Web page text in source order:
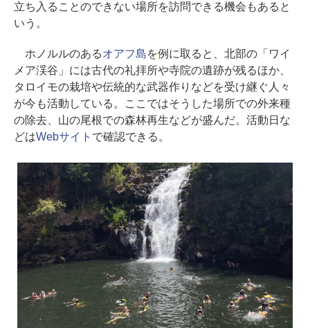
立ち入ることのできない場所を訪問できる機会もあると
いう。
ホノルルのあるオアフ島を例に取ると、北部の「ワイ
メア渓谷」には古代の礼拝所や寺院の遺跡が残るほか、
タロイモの栽培や伝統的な武器作りなどを受け継ぐ人々
が今も活動している。ここではそうした場所での外来種
の除去、山の尾根での森林再生などが盛んだ。活動日な
どはWebサイト で確認できる。